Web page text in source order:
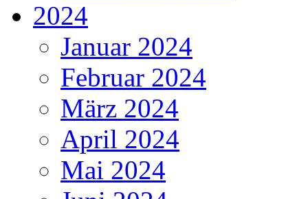
2024
Januar 2024
Februar 2024
März 2024
April 2024
Mai 2024